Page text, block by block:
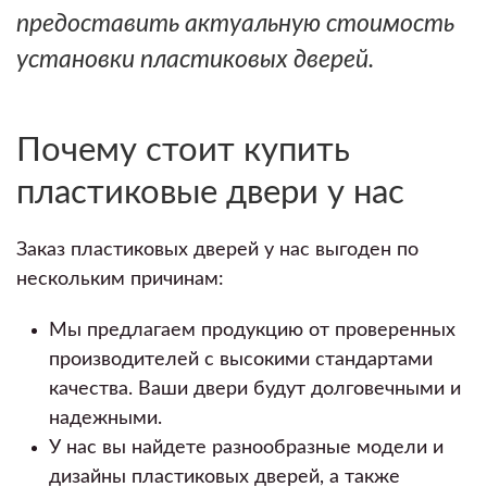
предоставить актуальную стоимость
установки пластиковых дверей.
Почему стоит купить
пластиковые двери у нас
Заказ пластиковых дверей у нас выгоден по
нескольким причинам:
Мы предлагаем продукцию от проверенных
производителей с высокими стандартами
качества. Ваши двери будут долговечными и
надежными.
У нас вы найдете разнообразные модели и
дизайны пластиковых дверей, а также